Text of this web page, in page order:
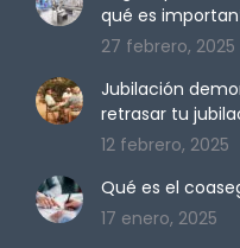
new
window
new
window
new
window
new
window
qué es
27 febrero, 2025
Jubilación
retrasar tu
12 febrero, 2025
Qué es el
17 enero, 2025